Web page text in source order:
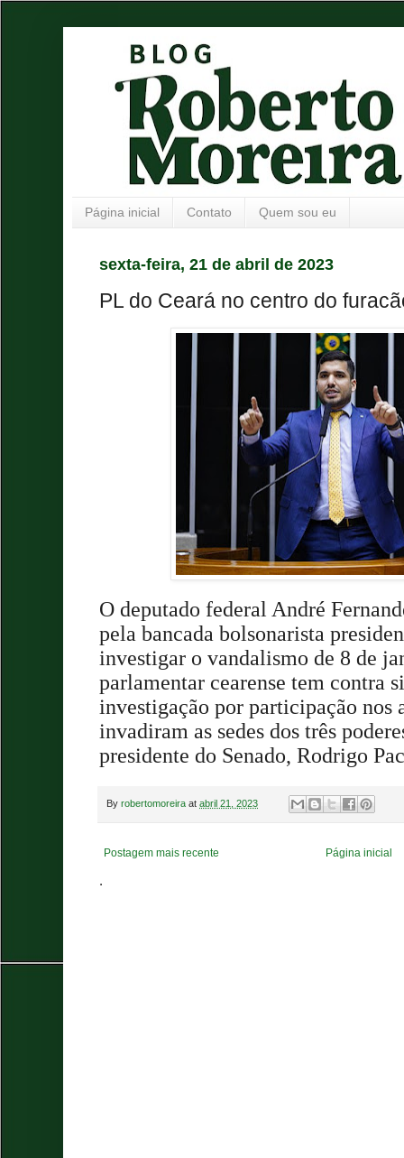
Página inicial Contato Quem sou eu
sexta-feira, 21 de abril de 2023
PL do Ceará no centro do
O deputado federal André
pela bancada bolsonarista
investigar o vandalismo de 8 de
parlamentar cearense tem contra
investigação por participação nos
invadiram as sedes dos três
presidente do Senado, Rodrigo
By robertomoreira at abril 21, 2023
Postagem mais recente Página inicial
.